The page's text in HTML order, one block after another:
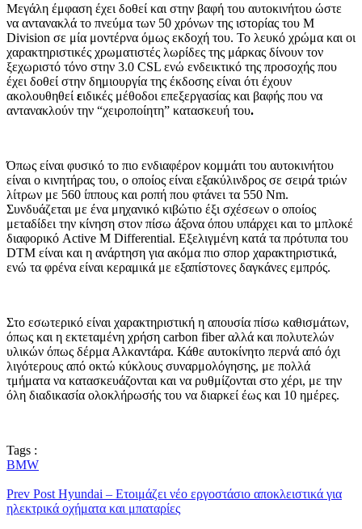
Μεγάλη έμφαση έχει δοθεί και στην βαφή του αυτοκινήτου ώστε
να αντανακλά το πνεύμα των 50 χρόνων της ιστορίας του Μ
Division σε μία μοντέρνα όμως εκδοχή του. Το λευκό χρώμα και οι
χαρακτηριστικές χρωματιστές λωρίδες της μάρκας δίνουν τον
ξεχωριστό τόνο στην 3.0 CSL ενώ ενδεικτικό της προσοχής που
έχει δοθεί στην δημιουργία της έκδοσης είναι ότι έχουν
ακολουθηθεί ειδικές μέθοδοι επεξεργασίας και βαφής που να
αντανακλούν την “χειροποίητη” κατασκευή του.
Όπως είναι φυσικό το πιο ενδιαφέρον κομμάτι του αυτοκινήτου
είναι ο κινητήρας του, ο οποίος είναι εξακύλινδρος σε σειρά τριών
λίτρων με 560 ίππους και ροπή που φτάνει τα 550 Nm.
Συνδυάζεται με ένα μηχανικό κιβώτιο έξι σχέσεων ο οποίος
μεταδίδει την κίνηση στον πίσω άξονα όπου υπάρχει και το μπλοκέ
διαφορικό Active M Differential. Εξελιγμένη κατά τα πρότυπα του
DTM είναι και η ανάρτηση για ακόμα πιο σπορ χαρακτηριστικά,
ενώ τα φρένα είναι κεραμικά με εξαπίστονες δαγκάνες εμπρός.
Στο εσωτερικό είναι χαρακτηριστική η απουσία πίσω καθισμάτων,
όπως και η εκτεταμένη χρήση carbon fiber αλλά και πολυτελών
υλικών όπως δέρμα Αλκαντάρα. Κάθε αυτοκίνητο περνά από όχι
λιγότερους από οκτώ κύκλους συναρμολόγησης, με πολλά
τμήματα να κατασκευάζονται και να ρυθμίζονται στο χέρι, με την
όλη διαδικασία ολοκλήρωσής του να διαρκεί έως και 10 ημέρες.
Tags :
BMW
Prev Post Hyundai – Ετοιμάζει νέο εργοστάσιο αποκλειστικά για
ηλεκτρικά οχήματα και μπαταρίες